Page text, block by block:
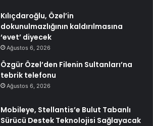
Kılıçdaroğlu, Özel’in
dokunulmazlığının kaldırılmasına
‘evet’ diyecek
Ağustos 6, 2026
Özgür Özel’den Filenin Sultanları’na
tebrik telefonu
Ağustos 6, 2026
Mobileye, Stellantis’e Bulut Tabanlı
Sürücü Destek Teknolojisi Sağlayacak